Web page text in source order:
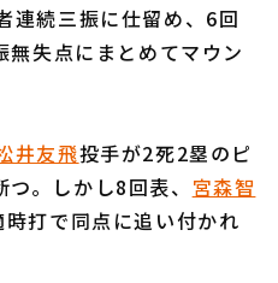
プライバシーポリシー
よくある質問
連続三振に仕留め、6回
失点にまとめてマウン
井友飛投手が2死2塁のピ
。しかし8回表、 宮森智
打で同点に追い付かれ